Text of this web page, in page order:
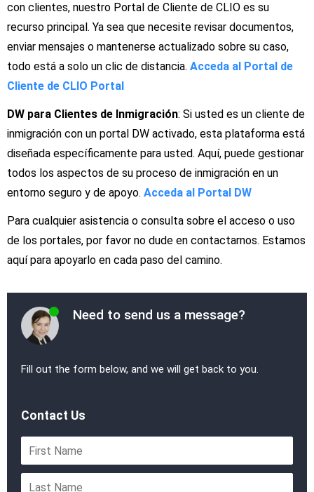
con clientes, nuestro Portal de Cliente de CLIO es su
recurso principal. Ya sea que necesite revisar documentos,
enviar mensajes o mantenerse actualizado sobre su caso,
todo está a solo un clic de distancia. Acceda al Portal de
Cliente de CLIO Portal
DW para Clientes de Inmigración: Si usted es un cliente de
inmigración con un portal DW activado, esta plataforma está
diseñada específicamente para usted. Aquí, puede gestionar
todos los aspectos de su proceso de inmigración en un
entorno seguro y de apoyo. Acceda al Portal DW
Para cualquier asistencia o consulta sobre el acceso o uso
de los portales, por favor no dude en contactarnos. Estamos
aquí para apoyarlo en cada paso del camino.
Need to send us a message?
Fill out the form below, and we will get back to you.
Contact Us